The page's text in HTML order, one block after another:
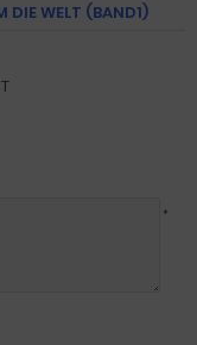
DIE WELT (BAND1)
*